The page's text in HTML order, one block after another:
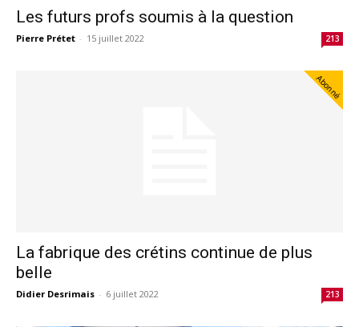
Les futurs profs soumis à la question
Pierre Prétet - 15 juillet 2022 213
Abonné
La fabrique des crétins continue de plus
belle
Didier Desrimais - 6 juillet 2022 213